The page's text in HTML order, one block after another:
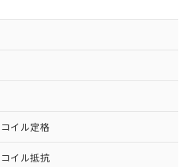
コイル定格
コイル抵抗